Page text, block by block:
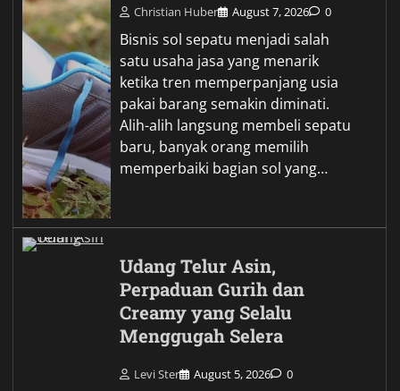
Christian Huber August 7, 2026 0
Bisnis sol sepatu menjadi salah
satu usaha jasa yang menarik
ketika tren memperpanjang usia
pakai barang semakin diminati.
Alih-alih langsung membeli sepatu
baru, banyak orang memilih
memperbaiki bagian sol yang…
Udang Telur Asin,
Perpaduan Gurih dan
Creamy yang Selalu
Menggugah Selera
Levi Ster August 5, 2026 0